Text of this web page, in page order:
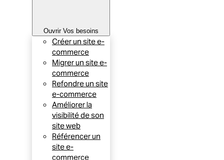
Ouvrir Vos besoins
Créer un site e-
commerce
Migrer un site e-
commerce
Refondre un site
e-commerce
Améliorer la
visibilité de son
site web
Référencer un
site e-
commerce